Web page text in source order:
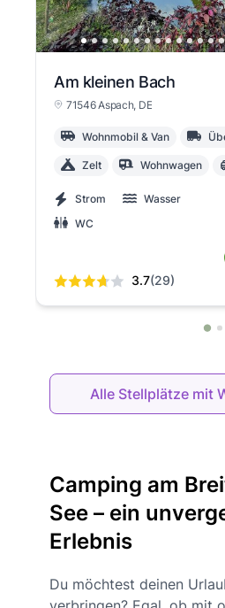
Am kleinen Bach
71546 Aspach, DE
Wohnmobil & Van
Zelt Wohnwagen
Strom
Wasser
WC
3.7(29)
Alle Stellplätze mit
Camping am
See – ein
Erlebnis
Du möchtest deinen